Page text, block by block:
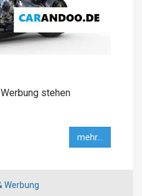
stehen
mehr...
Werbung